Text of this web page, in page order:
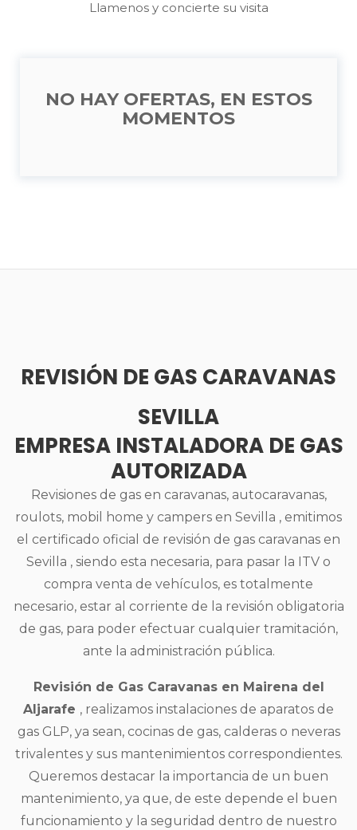
Llamenos y concierte su visita
NO HAY OFERTAS, EN ESTOS
MOMENTOS
REVISIÓN DE GAS CARAVANAS
SEVILLA
EMPRESA INSTALADORA DE GAS
AUTORIZADA
Revisiones de gas en caravanas, autocaravanas,
roulots, mobil home y campers en Sevilla , emitimos
el certificado oficial de revisión de gas caravanas en
Sevilla , siendo esta necesaria, para pasar la ITV o
compra venta de vehículos, es totalmente
necesario, estar al corriente de la revisión obligatoria
de gas, para poder efectuar cualquier tramitación,
ante la administración pública.
Revisión de Gas Caravanas en Mairena del
Aljarafe , realizamos instalaciones de aparatos de
gas GLP, ya sean, cocinas de gas, calderas o neveras
trivalentes y sus mantenimientos correspondientes.
Queremos destacar la importancia de un buen
mantenimiento, ya que, de este depende el buen
funcionamiento y la seguridad dentro de nuestro